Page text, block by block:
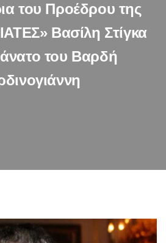
του Προέδρου της
Βασίλη Στίγκα
του Βαρδή